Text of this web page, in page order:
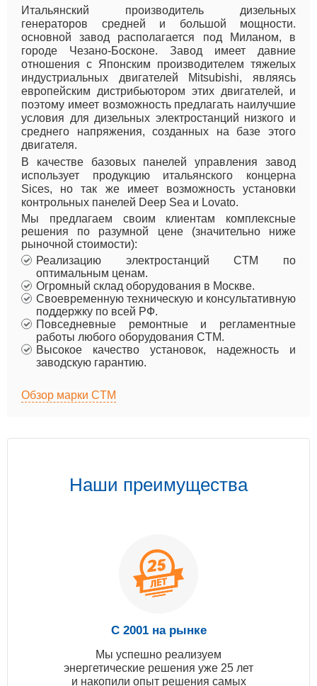
Итальянский производитель дизельных
генераторов средней и большой мощности.
основной завод располагается под Миланом, в
городе Чезано-Босконе. Завод имеет давние
отношения с Японским производителем тяжелых
индустриальных двигателей Mitsubishi, являясь
европейским дистрибьютором этих двигателей, и
поэтому имеет возможность предлагать наилучшие
условия для дизельных электростанций низкого и
среднего напряжения, созданных на базе этого
двигателя.
В качестве базовых панелей управления завод
использует продукцию итальянского концерна
Sices, но так же имеет возможность установки
контрольных панелей Deep Sea и Lovato.
Мы предлагаем своим клиентам комплексные
решения по разумной цене (значительно ниже
рыночной стоимости):
Реализацию электростанций CTM по
оптимальным ценам.
Огромный склад оборудования в Москве.
Своевременную техническую и консультативную
поддержку по всей РФ.
Повседневные ремонтные и регламентные
работы любого оборудования CTM.
Высокое качество установок, надежность и
заводскую гарантию.
Обзор марки CTM
Наши преимущества
С 2001 на рынке
Мы успешно реализуем
энергетические решения уже 25 лет
и накопили опыт решения самых